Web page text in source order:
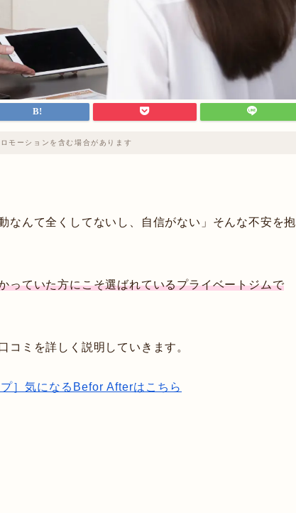
モーションを含む場合があります
なんて全くしてないし、自信がない」 そんな不安を抱
っていた方にこそ選ばれているプライベートジムで
コミを詳しく説明していきます。
］気になるBefor Afterはこちら